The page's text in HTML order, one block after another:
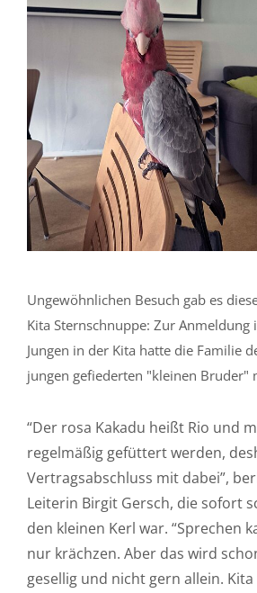
Ungewöhnlichen Besuch gab es
Kita Sternschnuppe: Zur Anmeldung
Jungen in der Kita hatte die Familie
jungen gefiederten "kleinen Bruder"
“Der rosa Kakadu heißt Rio und
regelmäßig gefüttert werden,
Vertragsabschluss mit dabei”,
Leiterin Birgit Gersch, die sofort
den kleinen Kerl war. “Sprechen
nur krächzen. Aber das wird
gesellig und nicht gern allein.